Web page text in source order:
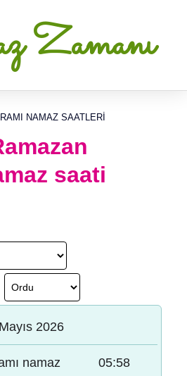
Zamanı
NAMAZ SAATLERI
saati
2026
namaz
05:58